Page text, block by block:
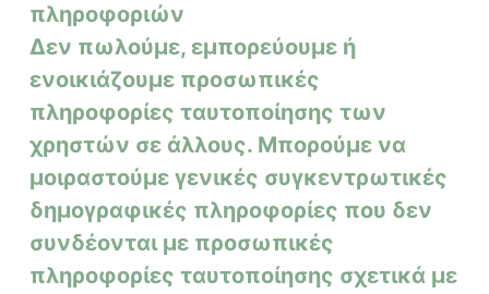
πληροφοριών
Δεν πωλούμε, εμπορεύουμε ή
ενοικιάζουμε προσωπικές
πληροφορίες ταυτοποίησης των
χρηστών σε άλλους. Μπορούμε να
μοιραστούμε γενικές συγκεντρωτικές
δημογραφικές πληροφορίες που δεν
συνδέονται με προσωπικές
πληροφορίες ταυτοποίησης σχετικά με